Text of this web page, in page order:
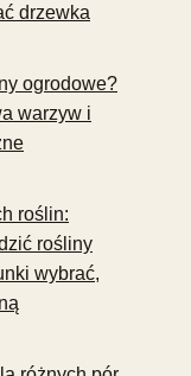
drzewka
ogrodowe?
warzyw i
roślin:
rośliny
wybrać,